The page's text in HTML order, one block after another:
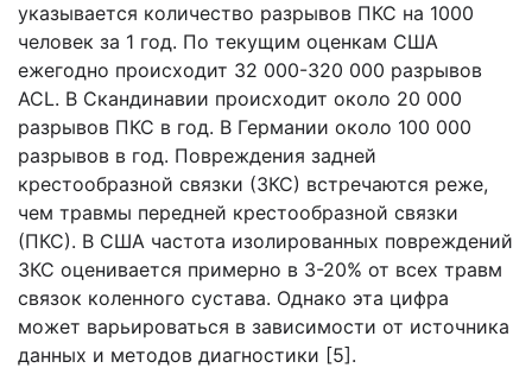
указывается количество разрывов ПКС на 1000
человек за 1 год. По текущим оценкам США
ежегодно происходит 32 000-320 000 разрывов
ACL. В Скандинавии происходит около 20 000
разрывов ПКС в год. В Германии около 100 000
разрывов в год. Повреждения задней
крестообразной связки (ЗКС) встречаются реже,
чем травмы передней крестообразной связки
(ПКС). В США частота изолированных повреждений
ЗКС оценивается примерно в 3-20% от всех травм
связок коленного сустава. Однако эта цифра
может варьироваться в зависимости от источника
данных и методов диагностики [5].